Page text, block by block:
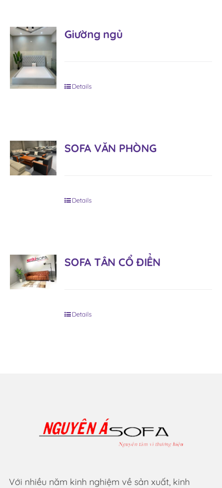
Giường ngủ
Details
SOFA VĂN PHÒNG
Details
SOFA TÂN CỔ ĐIỂN
Details
Với nhiều năm kinh nghiệm về sản xuất, kinh